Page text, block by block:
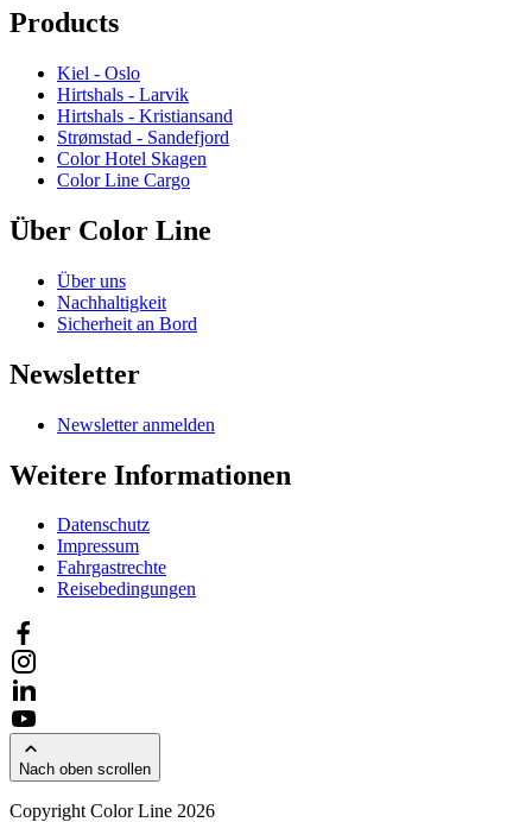
Products
Kiel - Oslo
Hirtshals - Larvik
Hirtshals - Kristiansand
Strømstad - Sandefjord
Color Hotel Skagen
Color Line Cargo
Über Color Line
Über uns
Nachhaltigkeit
Sicherheit an Bord
Newsletter
Newsletter anmelden
Weitere Informationen
Datenschutz
Impressum
Fahrgastrechte
Reisebedingungen
Nach oben scrollen
Copyright Color Line 2026